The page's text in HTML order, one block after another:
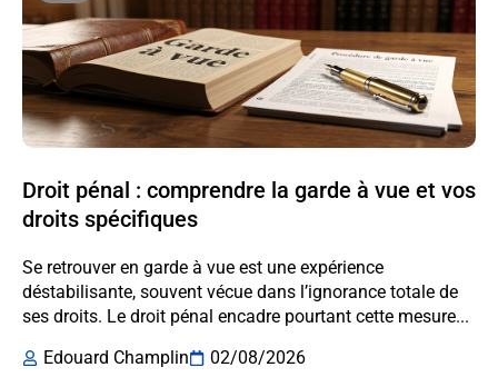
Droit pénal : comprendre la garde à vue et vos
droits spécifiques
Se retrouver en garde à vue est une expérience
déstabilisante, souvent vécue dans l’ignorance totale de
ses droits. Le droit pénal encadre pourtant cette mesure...
Edouard Champlin
02/08/2026